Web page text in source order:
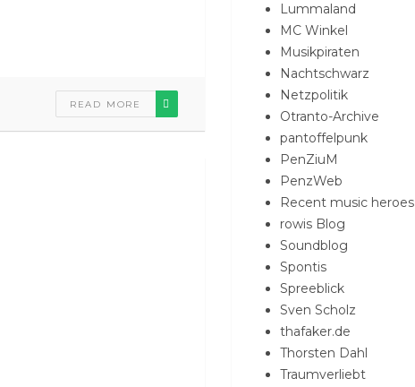
READ MORE
Lummaland
MC Winkel
Musikpiraten
Nachtschwarz
Netzpolitik
Otranto-Archive
pantoffelpunk
PenZiuM
PenzWeb
Recent music heroes
rowis Blog
Soundblog
Spontis
Spreeblick
Sven Scholz
thafaker.de
Thorsten Dahl
Traumverliebt